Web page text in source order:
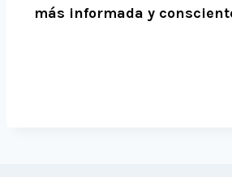
más informada y